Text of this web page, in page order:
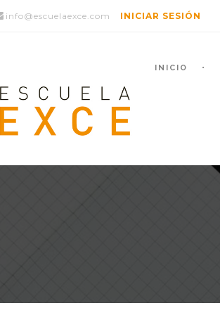
info@escuelaexce.com INICIAR SESIÓN
INICIO